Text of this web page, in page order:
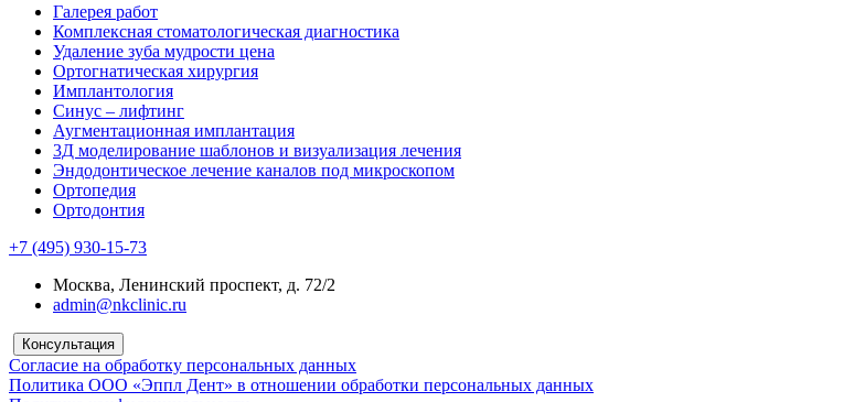
Галерея работ
Комплексная стоматологическая диагностика
Удаление зуба мудрости цена
Ортогнатическая хирургия
Имплантология
Синус – лифтинг
Аугментационная имплантация
3Д моделирование шаблонов и визуализация лечения
Эндодонтическое лечение каналов под микроскопом
Ортопедия
Ортодонтия
+7 (495) 930-15-73
Москва, Ленинский проспект, д. 72/2
admin@nkclinic.ru
Консультация
Согласие на обработку персональных данных
Политика ООО «Эппл Дент» в отношении обработки персональных данных